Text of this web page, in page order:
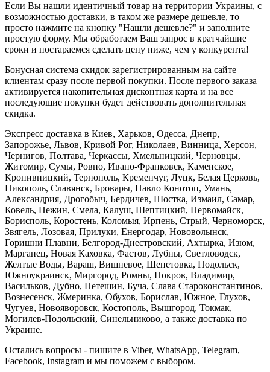
Если Вы нашли идентичный товар на территории Украины, с
возможностью доставки, в таком же размере дешевле, то
просто нажмите на кнопку "Нашли дешевле?" и заполните
простую форму. Мы обработаем Ваш запрос в кратчайшие
сроки и постараемся сделать цену ниже, чем у конкурента!
Бонусная система скидок зарегистрированным на сайте
клиентам сразу после первой покупки. После первого заказа
активируется накопительная дисконтная карта и на все
последующие покупки будет действовать дополнительная
скидка.
Экспресс доставка в Киев, Харьков, Одесса, Днепр,
Запорожье, Львов, Кривой Рог, Николаев, Винница, Херсон,
Чернигов, Полтава, Черкассы, Хмельницкий, Черновцы,
Житомир, Сумы, Ровно, Ивано-Франковск, Каменское,
Кропивницкий, Тернополь, Кременчуг, Луцк, Белая Церковь,
Никополь, Славянск, Бровары, Павло Конотоп, Умань,
Александрия, Дрогобыч, Бердичев, Шостка, Измаил, Самар,
Ковель, Нежин, Смела, Калуш, Шептицкий, Первомайск,
Борисполь, Коростень, Коломыя, Ирпень, Стрый, Черноморск,
Звягель, Лозовая, Прилуки, Енергодар, Нововолынск,
Горишни Плавни, Белгород-Днестровский, Ахтырка, Изюм,
Марганец, Новая Каховка, Фастов, Лубны, Светловодск,
Желтые Воды, Вараш, Вишневое, Шепетовка, Подольск,
Южноукраинск, Миргород, Ромны, Покров, Владимир,
Васильков, Дубно, Нетешин, Буча, Слава Староконстантинов,
Вознесенск, Жмеринка, Обухов, Борислав, Южное, Глухов,
Чугуев, Новояворовск, Костополь, Вышгород, Токмак,
Могилев-Подольский, Синельниково, а также доставка по
Украине.
Остались вопросы - пишите в Viber, WhatsApp, Telegram,
Facebook, Instagram и мы поможем с выбором.